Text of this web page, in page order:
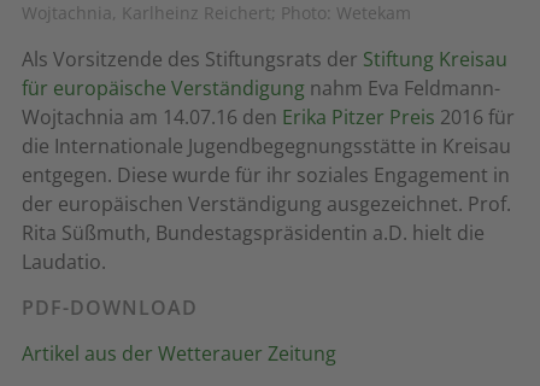
Wojtachnia, Karlheinz Reichert; Photo: Wetekam
Als Vorsitzende des Stiftungsrats der Stiftung Kreisau
für europäische Verständigung nahm Eva Feldmann-
Wojtachnia am 14.07.16 den Erika Pitzer Preis 2016 für
die Internationale Jugendbegegnungsstätte in Kreisau
entgegen. Diese wurde für ihr soziales Engagement in
der europäischen Verständigung ausgezeichnet. Prof.
Rita Süßmuth, Bundestagspräsidentin a.D. hielt die
Laudatio.
PDF-DOWNLOAD
Artikel aus der Wetterauer Zeitung